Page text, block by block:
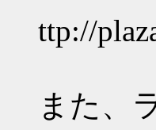
ttp://
また、